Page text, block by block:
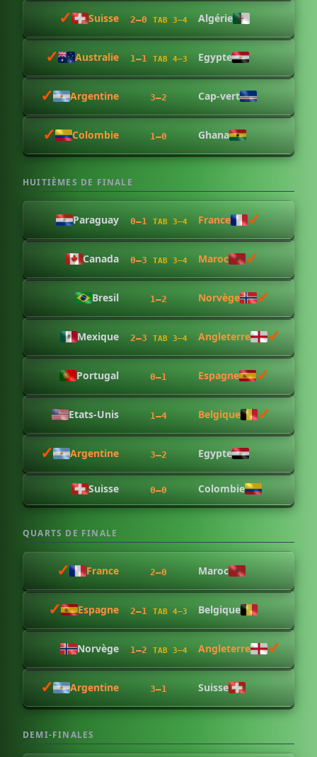
✓︎ Suisse 2–0 TAB 3–4 Algérie
✓︎ Australie 1–1 TAB 4–3 Egypte
✓︎ Argentine 3–2 Cap-vert
✓︎ Colombie 1–0 Ghana
HUITIÈMES DE FINALE
Paraguay 0–1 TAB 3–4 France ✓︎
Canada 0–3 TAB 3–4 Maroc ✓︎
Bresil 1–2 Norvège ✓︎
Mexique 2–3 TAB 3–4 Angleterre ✓︎
Portugal 0–1 Espagne ✓︎
Etats-Unis 1–4 Belgique ✓︎
✓︎ Argentine 3–2 Egypte
Suisse 0–0 Colombie
QUARTS DE FINALE
✓︎ France 2–0 Maroc
✓︎ Espagne 2–1 TAB 4–3 Belgique
Norvège 1–2 TAB 3–4 Angleterre ✓︎
✓︎ Argentine 3–1 Suisse
DEMI-FINALES